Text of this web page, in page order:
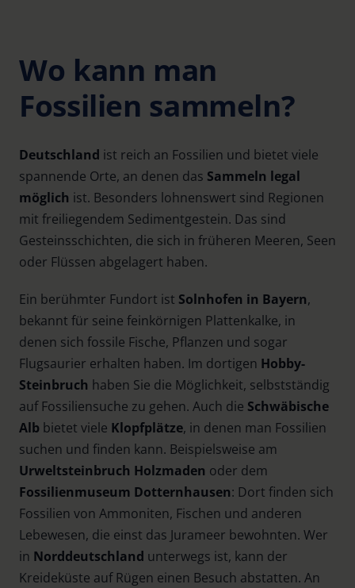
Wo kann man
Fossilien sammeln?
Deutschland ist reich an Fossilien und bietet viele
spannende Orte, an denen das Sammeln legal
möglich ist. Besonders lohnenswert sind Regionen
mit freiliegendem Sedimentgestein. Das sind
Gesteinsschichten, die sich in früheren Meeren, Seen
oder Flüssen abgelagert haben.
Ein berühmter Fundort ist Solnhofen in Bayern,
bekannt für seine feinkörnigen Plattenkalke, in
denen sich fossile Fische, Pflanzen und sogar
Flugsaurier erhalten haben. Im dortigen Hobby-
Steinbruch haben Sie die Möglichkeit, selbstständig
auf Fossiliensuche zu gehen. Auch die Schwäbische
Alb bietet viele Klopfplätze, in denen man Fossilien
suchen und finden kann. Beispielsweise am
Urweltsteinbruch Holzmaden oder dem
Fossilienmuseum Dotternhausen: Dort finden sich
Fossilien von Ammoniten, Fischen und anderen
Lebewesen, die einst das Jurameer bewohnten. Wer
in Norddeutschland unterwegs ist, kann der
Kreideküste auf Rügen einen Besuch abstatten. An